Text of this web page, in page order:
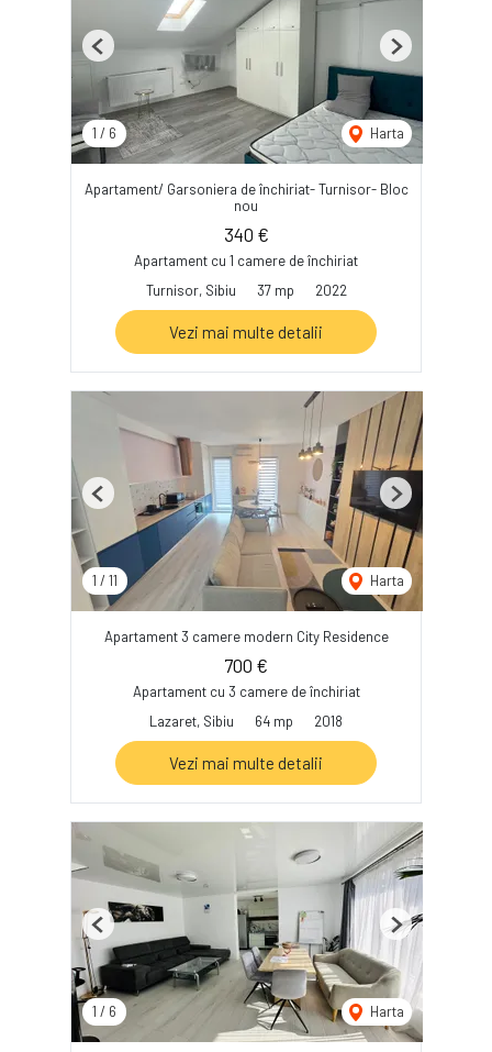
1 / 6 Harta
Previous Next
Apartament/ Garsoniera de închiriat- Turnisor- Bloc
nou
340 €
Apartament cu 1 camere de închiriat
Turnisor, Sibiu
37 mp 2022
Vezi mai multe detalii
1 / 11 Harta
Previous Next
Apartament 3 camere modern City Residence
700 €
Apartament cu 3 camere de închiriat
Lazaret, Sibiu
64 mp 2018
Vezi mai multe detalii
1 / 6 Harta
Previous Next